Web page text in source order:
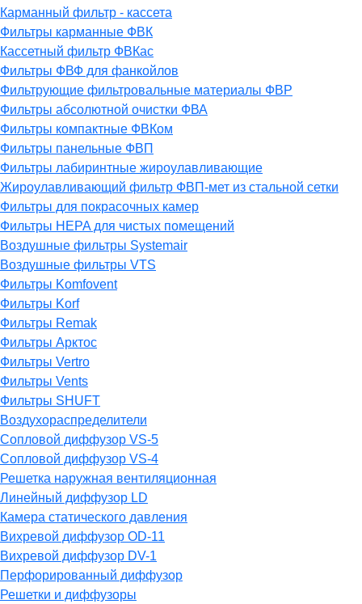
Карманный фильтр - кассета
Фильтры карманные ФВК
Кассетный фильтр ФВКас
Фильтры ФВФ для фанкойлов
Фильтрующие фильтровальные материалы ФВР
Фильтры абсолютной очистки ФВА
Фильтры компактные ФВКом
Фильтры панельные ФВП
Фильтры лабиринтные жироулавливающие
Жироулавливающий фильтр ФВП-мет из стальной сетки
Фильтры для покрасочных камер
Фильтры HEPA для чистых помещений
Воздушные фильтры Systemair
Воздушные фильтры VTS
Фильтры Komfovent
Фильтры Korf
Фильтры Remak
Фильтры Арктос
Фильтры Vertro
Фильтры Vents
Фильтры SHUFT
Воздухораспределители
Сопловой диффузор VS-5
Сопловой диффузор VS-4
Решетка наружная вентиляционная
Линейный диффузор LD
Камера статического давления
Вихревой диффузор OD-11
Вихревой диффузор DV-1
Перфорированный диффузор
Решетки и диффузоры